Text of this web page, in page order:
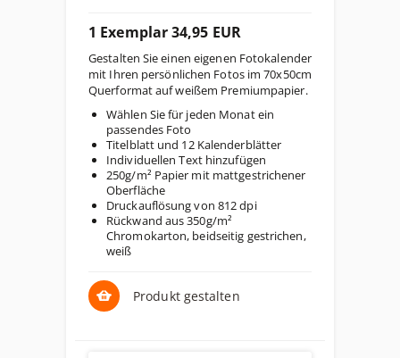
1 Exemplar 34,95 EUR
Gestalten Sie einen eigenen Fotokalender
mit Ihren persönlichen Fotos im 70x50cm
Querformat auf weißem Premiumpapier.
Wählen Sie für jeden Monat ein
passendes Foto
Titelblatt und 12 Kalenderblätter
Individuellen Text hinzufügen
250g/m² Papier mit mattgestrichener
Oberfläche
Druckauflösung von 812 dpi
Rückwand aus 350g/m²
Chromokarton, beidseitig gestrichen,
weiß
Produkt gestalten